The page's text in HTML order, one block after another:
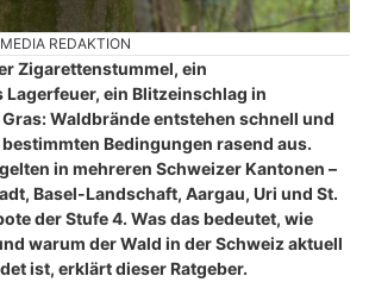
REDAKTION
Zigarettenstummel, ein
ein Blitzeinschlag in
Waldbrände entstehen schnell und
Bedingungen rasend aus.
in mehreren Schweizer Kantonen –
Basel-Landschaft, Aargau, Uri und St.
der Stufe 4. Was das bedeutet, wie
warum der Wald in der Schweiz aktuell
ist, erklärt dieser Ratgeber.